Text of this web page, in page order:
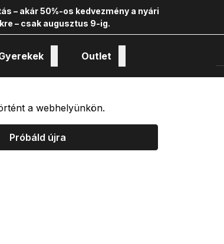
– akár 50%-os kedvezmény a nyári
– csak augusztus 9-ig.
Outlet
a webhelyünkön.
Próbáld újra